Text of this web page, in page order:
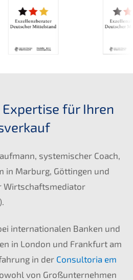
für Ihren
systemischer Coach,
in Marburg, Göttingen und
Wirtschaftsmediator
internationalen Banken und
in London und Frankfurt am
in der Consultoria em
von Großunternehmen